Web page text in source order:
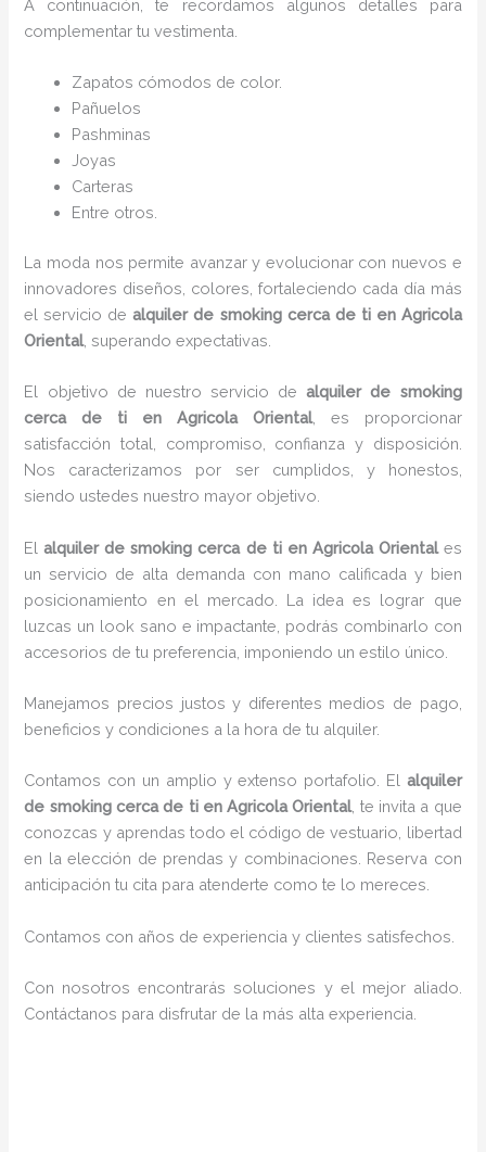
A continuación, te recordamos algunos detalles para
complementar tu vestimenta.
Zapatos cómodos de color.
Pañuelos
Pashminas
Joyas
Carteras
Entre otros.
La moda nos permite avanzar y evolucionar con nuevos e
innovadores diseños, colores, fortaleciendo cada día más
el servicio dealquiler de smoking cerca de ti en Agricola
Oriental, superando expectativas.
El objetivo de nuestro servicio dealquiler de smoking
cerca de ti en Agricola Oriental, es proporcionar
satisfacción total, compromiso, confianza y disposición.
Nos caracterizamos por ser cumplidos, y honestos,
siendo ustedes nuestro mayor objetivo.
Elalquiler de smoking cerca de ti en Agricola Oriental es
un servicio de alta demanda con mano calificada y bien
posicionamiento en el mercado. La idea es lograr que
luzcas un look sano e impactante, podrás combinarlo con
accesorios de tu preferencia, imponiendo un estilo único.
Manejamos precios justos y diferentes medios de pago,
beneficios y condiciones a la hora de tu alquiler.
Contamos con un amplio y extenso portafolio. El alquiler
de smoking cerca de ti en Agricola Oriental, te invita a que
conozcas y aprendas todo el código de vestuario, libertad
en la elección de prendas y combinaciones. Reserva con
anticipación tu cita para atenderte como te lo mereces.
Contamos con años de experiencia y clientes satisfechos.
Con nosotros encontrarás soluciones y el mejor aliado.
Contáctanos para disfrutar de la más alta experiencia.